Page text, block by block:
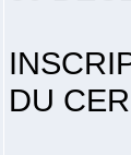
DU